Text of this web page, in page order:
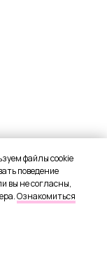
файлы cookie
поведение
вы не согласны,
Ознакомиться